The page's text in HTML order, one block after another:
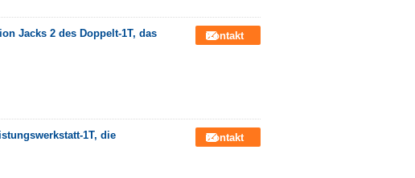
Jacks 2 des Doppelt-1T, das
Kontakt
1T, die
Kontakt